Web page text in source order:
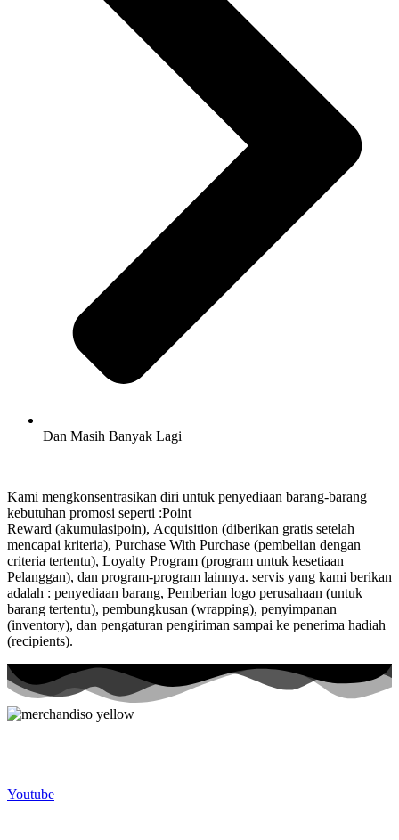
Dan Masih Banyak Lagi
Kami mengkonsentrasikan diri untuk penyediaan barang-barang
kebutuhan promosi seperti :Point
Reward (akumulasipoin), Acquisition (diberikan gratis setelah
mencapai kriteria), Purchase With Purchase (pembelian dengan
criteria tertentu), Loyalty Program (program untuk kesetiaan
Pelanggan), dan program-program lainnya. servis yang kami berikan
adalah : penyediaan barang, Pemberian logo perusahaan (untuk
barang tertentu), pembungkusan (wrapping), penyimpanan
(inventory), dan pengaturan pengiriman sampai ke penerima hadiah
(recipients).
Youtube